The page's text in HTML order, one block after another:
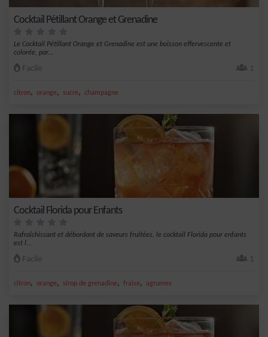
Cocktail Pétillant Orange et Grenadine
Le Cocktail Pétillant Orange et Grenadine est une boisson effervescente et
colorée, par...
Facile 1
citron, orange, sucre, champagne
Cocktail Florida pour Enfants
Rafraîchissant et débordant de saveurs fruitées, le cocktail Florida pour enfants
est l...
Facile 1
citron, orange, sirop de grenadine, fraise, agrumes